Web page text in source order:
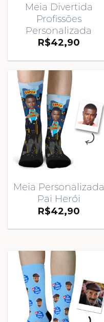
Meia Divertida
Profissões
Personalizada
R$42,90
Meia Personalizada
Pai Herói
R$42,90